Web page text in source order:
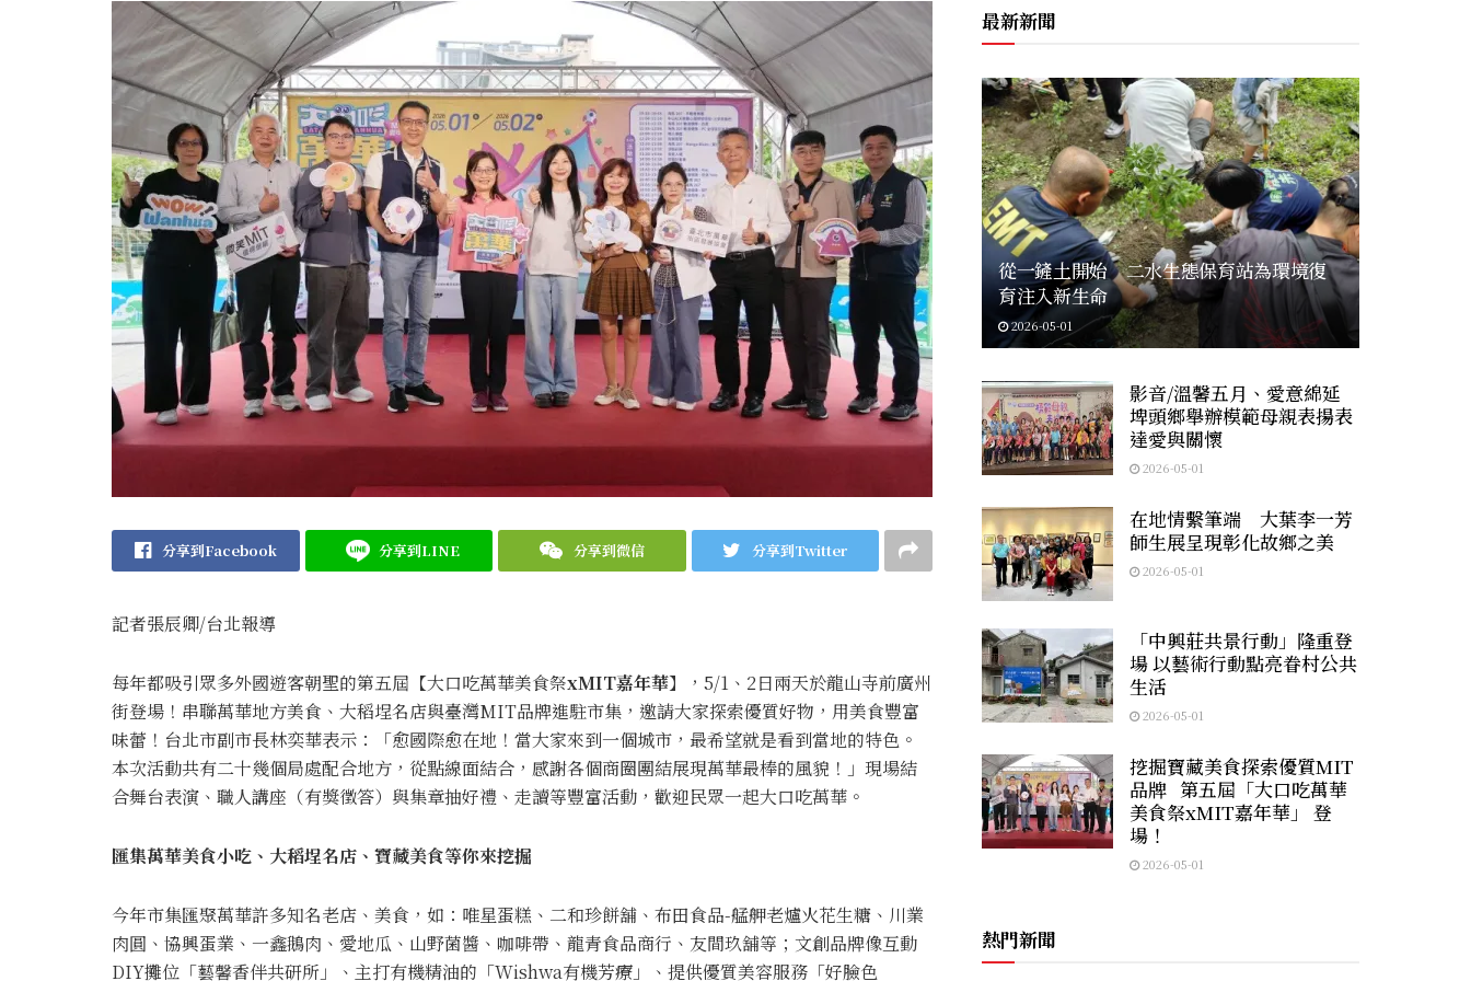
分享到Facebook 分享到LINE 分享到微信 分享到Twitter
記者張辰卿/台北報導
每年都吸引眾多外國遊客朝聖的第五屆【大口吃萬華美食祭xMIT嘉年華】，5/1、2日兩天於龍山寺前廣州
街登場！串聯萬華地方美食、大稻埕名店與臺灣MIT品牌進駐市集，邀請大家探索優質好物，用美食豐富
味蕾！台北市副市長林奕華表示：「愈國際愈在地！當大家來到一個城市，最希望就是看到當地的特色。
本次活動共有二十幾個局處配合地方，從點線面結合，感謝各個商圈團結展現萬華最棒的風貌！」現場結
合舞台表演、職人講座（有獎徵答）與集章抽好禮、走讀等豐富活動，歡迎民眾一起大口吃萬華。
匯集萬華美食小吃、大稻埕名店、寶藏美食等你來挖掘
今年市集匯聚萬華許多知名老店、美食，如：唯星蛋糕、二和珍餅舖、布田食品-艋舺老爐火花生糖、川業
肉圓、協興蛋業、一鑫鵝肉、愛地瓜、山野菌醬、咖啡帶、龍青食品商行、友間玖舖等；文創品牌像互動
DIY攤位「藝馨香伴共研所」、主打有機精油的「Wishwa有機芳療」、提供優質美容服務「好臉色
最新新聞
從一鏟土開始 二水生態保育站為環境復
育注入新生命
2026-05-01
影音/溫馨五月、愛意綿延
埤頭鄉舉辦模範母親表揚表
達愛與關懷
2026-05-01
在地情繫筆端 大葉李一芳
師生展呈現彰化故鄉之美
2026-05-01
「中興莊共景行動」隆重登
場 以藝術行動點亮眷村公共
生活
2026-05-01
挖掘寶藏美食探索優質MIT
品牌 第五屆「大口吃萬華
美食祭xMIT嘉年華」 登
場！
2026-05-01
熱門新聞